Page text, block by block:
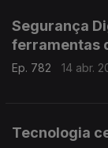
Segurança
ferramentas
Ep. 782 14 abr.
Tecnologia